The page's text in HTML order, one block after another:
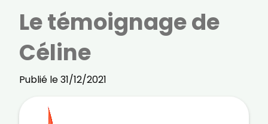
Le témoignage de
Céline
Publié le 31/12/2021